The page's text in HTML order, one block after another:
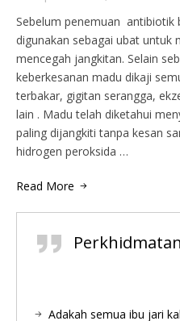
Sebelum penemuan antibiotik
digunakan sebagai ubat untuk
mencegah jangkitan. Selain
keberkesanan madu dikaji
terbakar, gigitan serangga,
lain . Madu telah diketahui
paling dijangkiti tanpa kesan
hidrogen peroksida …
Read More
Adakah semua ibu jari